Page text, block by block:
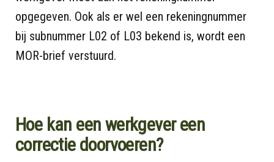
opgegeven. Ook als er wel een rekeningnummer
bij subnummer L02 of L03 bekend is, wordt een
MOR-brief verstuurd.
Hoe kan een werkgever een
correctie doorvoeren?